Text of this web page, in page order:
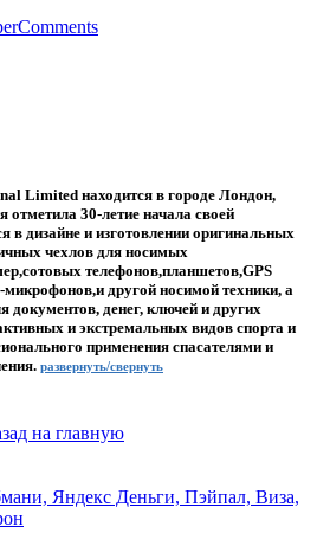
Limited находится в городе Лондон,
30-летие начала своей
в дизайне и изготовлении оригинальных
чехлов для носимых
телефонов,планшетов,GPS
другой носимой техники, а
документов, денег, ключей и других
и экстремальных видов спорта и
применения спасателями и
развернуть/свернуть
на главную